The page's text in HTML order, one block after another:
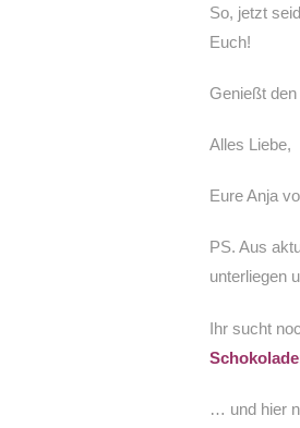
So, jetzt
Euch!
Genießt den
Alles Liebe,
Eure Anja
PS. Aus
unterliegen
Ihr sucht
… und hier